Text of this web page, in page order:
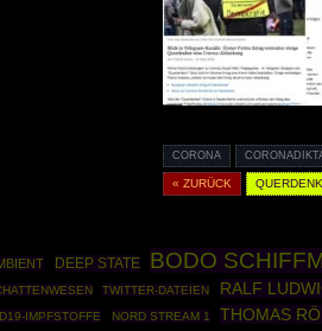
CORONA
« ZURÜCK
DEEP STATE BODO
TWITTER-DATEIEN RALF
IMPFSTOFFE NORD STREAM 1 THOMAS